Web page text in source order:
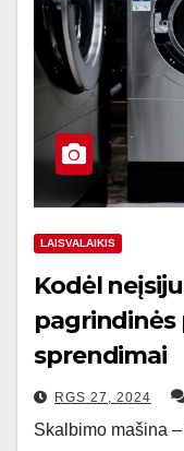
LAISVALAIKIS
Kodėl
pagrindinės
sprendimai
RGS 27, 2024
Skalbimo mašina